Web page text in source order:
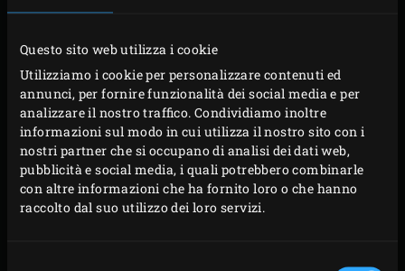
Questo sito web utilizza i cookie
Utilizziamo i cookie per personalizzare contenuti ed
annunci, per fornire funzionalità dei social media e per
analizzare il nostro traffico. Condividiamo inoltre
informazioni sul modo in cui utilizza il nostro sito con i
nostri partner che si occupano di analisi dei dati web,
pubblicità e social media, i quali potrebbero combinarle
con altre informazioni che ha fornito loro o che hanno
raccolto dal suo utilizzo dei loro servizi.
spremete il succo di lime e in una casseruola
Nel frattempo, tagliate gli avocados a metà e
togliete la buccia e il nocciolo. Staccate le foglie dai
rametti di basilico. Inserite il succo di lime
zuccherato, gli avocados e le foglie di basilico in un
robot da cucina e frullate fino a che il composto non
risulterà cremoso. Disponete la crema in un